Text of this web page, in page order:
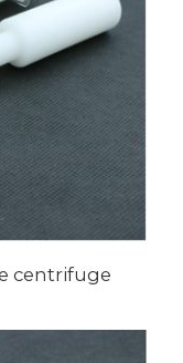
centrifuge